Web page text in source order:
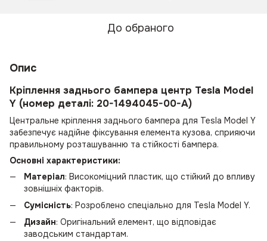
До обраного
Опис
Кріплення заднього бампера центр Tesla Model
Y (номер деталі: 20-1494045-00-A)
Центральне кріплення заднього бампера для Tesla Model Y
забезпечує надійне фіксування елемента кузова, сприяючи
правильному розташуванню та стійкості бампера.
Основні характеристики:
Матеріал: Високоміцний пластик, що стійкий до впливу
зовнішніх факторів.
Сумісність: Розроблено спеціально для Tesla Model Y.
Дизайн: Оригінальний елемент, що відповідає
заводським стандартам.